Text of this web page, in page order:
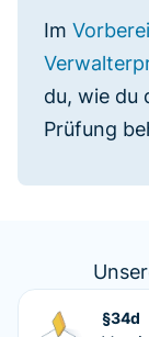
Im
du, wie du
Prüfung
§34d